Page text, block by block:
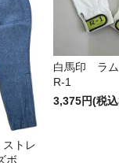
トレ
ボ
白馬印 ラ
R-1
3,375円(税